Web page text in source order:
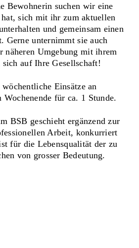
Bewohnerin suchen wir eine
hat, sich mit ihr zum aktuellen
und gemeinsam einen
Gerne unternimmt sie auch
näheren Umgebung mit ihrem
auf Ihre Gesellschaft!
Einsätze an
Wochenende für ca. 1 Stunde.
BSB geschieht ergänzend zur
Arbeit, konkurriert
für die Lebensqualität der zu
von grosser Bedeutung.